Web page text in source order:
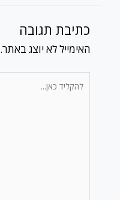
כתיבת תגובה
האימייל לא יוצג באתר.
להקליד
כאן...